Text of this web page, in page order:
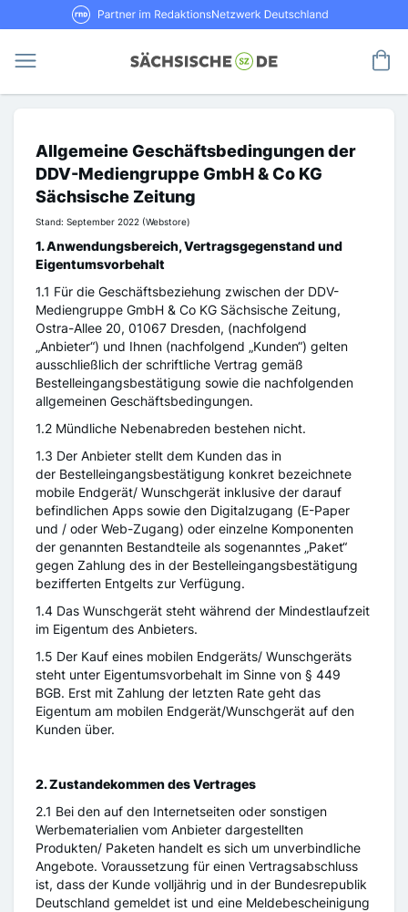
Direkt
zum
RND Partner im RedaktionsNetzwerk
Allgemeine Geschäftsbedingungen der
DDV-Mediengruppe GmbH & Co KG
Sächsische Zeitung
Stand: September 2022 (Webstore)
1. Anwendungsbereich, Vertragsgegenstand und
Eigentumsvorbehalt
1.1 Für die Geschäftsbeziehung zwischen der DDV-
Mediengruppe GmbH & Co KG Sächsische Zeitung,
Ostra-Allee 20, 01067 Dresden, (nachfolgend
„Anbieter“) und Ihnen (nachfolgend „Kunden“) gelten
ausschließlich der schriftliche Vertrag gemäß
Bestelleingangsbestätigung sowie die nachfolgenden
allgemeinen Geschäftsbedingungen.
1.2 Mündliche Nebenabreden bestehen nicht.
1.3 Der Anbieter stellt dem Kunden das in
der Bestelleingangsbestätigung konkret bezeichnete
mobile Endgerät/ Wunschgerät inklusive der darauf
befindlichen Apps sowie den Digitalzugang (E-Paper
und / oder Web-Zugang) oder einzelne Komponenten
der genannten Bestandteile als sogenanntes „Paket“
gegen Zahlung des in der Bestelleingangsbestätigung
bezifferten Entgelts zur Verfügung.
1.4 Das Wunschgerät steht während der Mindestlaufzeit
im Eigentum des Anbieters.
1.5 Der Kauf eines mobilen Endgeräts/ Wunschgeräts
steht unter Eigentumsvorbehalt im Sinne von § 449
BGB. Erst mit Zahlung der letzten Rate geht das
Eigentum am mobilen Endgerät/Wunschgerät auf den
Kunden über.
2. Zustandekommen des Vertrages
2.1 Bei den auf den Internetseiten oder sonstigen
Werbematerialien vom Anbieter dargestellten
Produkten/ Paketen handelt es sich um unverbindliche
Angebote. Voraussetzung für einen Vertragsabschluss
ist, dass der Kunde volljährig und in der Bundesrepublik
Deutschland gemeldet ist und eine Meldebescheinigung